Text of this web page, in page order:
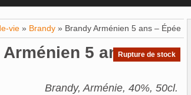
vie » Brandy » Brandy Arménien 5 ans – Épée
5 ans –
Brandy, Arménie, 40%, 50cl.
Rupture de stock